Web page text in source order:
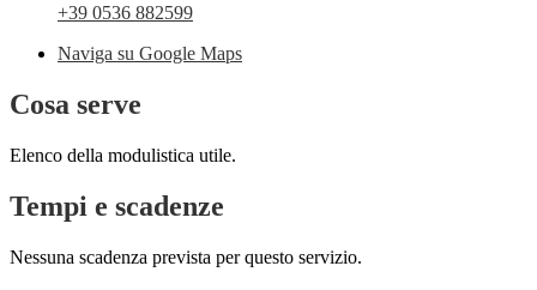
+39 0536 882599
Naviga su Google Maps
Cosa serve
Elenco della modulistica utile.
Tempi e scadenze
Nessuna scadenza prevista per questo servizio.